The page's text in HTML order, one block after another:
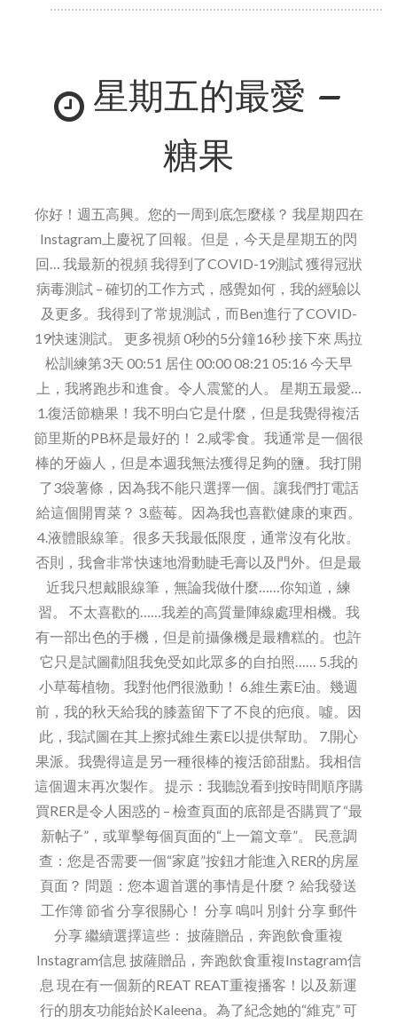
比
和
性
星期五的最愛 –
糖果
你好！週五高興。您的一周到底怎麼樣？ 我星期四在
Instagram上慶祝了回報。但是，今天是星期五的閃
回… 我最新的視頻 我得到了COVID-19測試 獲得冠狀
病毒測試 – 確切的工作方式，感覺如何，我的經驗以
及更多。我得到了常規測試，而Ben進行了COVID-
19快速測試。 更多視頻 0秒的5分鐘16秒 接下來 馬拉
松訓練第3天 00:51 居住 00:00 08:21 05:16 今天早
上，我將跑步和進食。令人震驚的人。 星期五最愛…
1.復活節糖果！我不明白它是什麼，但是我覺得複活
節里斯的PB杯是最好的！ 2.咸零食。我通常是一個很
棒的牙齒人，但是本週我無法獲得足夠的鹽。我打開
了3袋薯條，因為我不能只選擇一個。讓我們打電話
給這個開胃菜？ 3.藍莓。因為我也喜歡健康的東西。
4.液體眼線筆。很多天我最低限度，通常沒有化妝。
否則，我會非常快速地滑動睫毛膏以及門外。但是最
近我只想戴眼線筆，無論我做什麼……你知道，練
習。 不太喜歡的……我差的高質量陣線處理相機。我
有一部出色的手機，但是前攝像機是最糟糕的。也許
它只是試圖勸阻我免受如此眾多的自拍照…… 5.我的
小草莓植物。我對他們很激動！ 6.維生素E油。幾週
前，我的秋天給我的膝蓋留下了不良的疤痕。噓。因
此，我試圖在其上擦拭維生素E以提供幫助。 7.開心
果派。我覺得這是另一種很棒的複活節甜點。我相信
這個週末再次製作。 提示：我聽說看到按時間順序購
買RER是令人困惑的 – 檢查頁面的底部是否購買了“最
新帖子”，或單擊每個頁面的“上一篇文章”。 民意調
查：您是否需要一個“家庭”按鈕才能進入RER的房屋
頁面？ 問題：您本週首選的事情是什麼？ 給我發送
工作簿 節省 分享很關心！ 分享 鳴叫 別針 分享 郵件
分享 繼續選擇這些： 披薩贈品，奔跑飲食重複
Instagram信息 披薩贈品，奔跑飲食重複Instagram信
息 現在有一個新的REAT REAT重複播客！以及新運
行的朋友功能始於Kaleena。為了紀念她的“維克” 可